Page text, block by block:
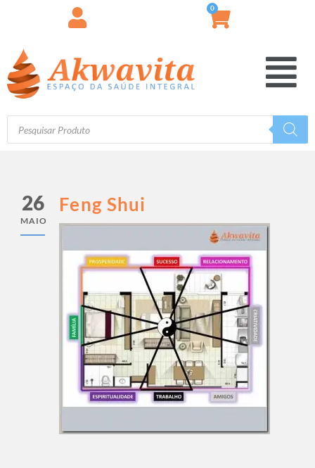
0
26
MAIO
Feng Shui